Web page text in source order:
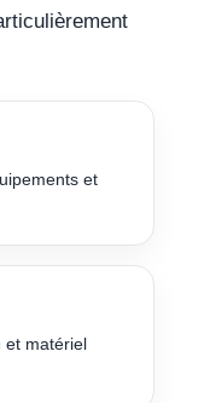
et
et matériel